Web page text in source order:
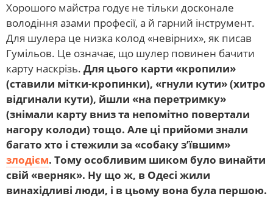
Хорошого майстра годує не тільки досконале
володіння азами професії, а й гарний інструмент.
Для шулера це низка колод «невірних», як писав
Гумільов. Це означає, що шулер повинен бачити
карту наскрізь. Для цього карти «кропили»
(ставили мітки-кропинки), «гнули кути» (хитро
відгинали кути), йшли «на перетримку»
(знімали карту вниз та непомітно повертали
нагору колоди) тощо. Але ці прийоми знали
багато хто і стежили за «собаку з’ївшим»
злодієм. Тому особливим шиком було винайти
свій «верняк». Ну що ж, в Одесі жили
винахідливі люди, і в цьому вона була першою.